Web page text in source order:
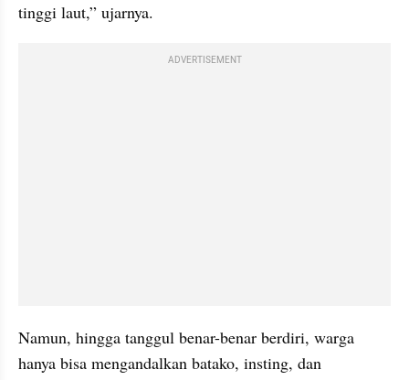
tinggi laut,” ujarnya.
ADVERTISEMENT
Namun, hingga tanggul benar-benar berdiri, warga
hanya bisa mengandalkan batako, insting, dan